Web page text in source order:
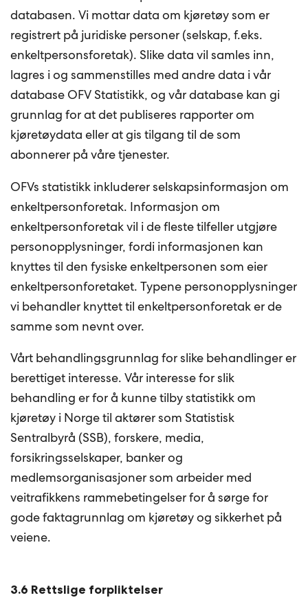
databasen. Vi mottar data om kjøretøy som er
registrert på juridiske personer (selskap, f.eks.
enkeltpersonsforetak). Slike data vil samles inn,
lagres i og sammenstilles med andre data i vår
database OFV Statistikk, og vår database kan gi
grunnlag for at det publiseres rapporter om
kjøretøydata eller at gis tilgang til de som
abonnerer på våre tjenester.
OFVs statistikk inkluderer selskapsinformasjon om
enkeltpersonforetak. Informasjon om
enkeltpersonforetak vil i de fleste tilfeller utgjøre
personopplysninger, fordi informasjonen kan
knyttes til den fysiske enkeltpersonen som eier
enkeltpersonforetaket. Typene personopplysninger
vi behandler knyttet til enkeltpersonforetak er de
samme som nevnt over.
Vårt behandlingsgrunnlag for slike behandlinger er
berettiget interesse. Vår interesse for slik
behandling er for å kunne tilby statistikk om
kjøretøy i Norge til aktører som Statistisk
Sentralbyrå (SSB), forskere, media,
forsikringsselskaper, banker og
medlemsorganisasjoner som arbeider med
veitrafikkens rammebetingelser for å sørge for
gode faktagrunnlag om kjøretøy og sikkerhet på
veiene.
3.6 Rettslige forpliktelser